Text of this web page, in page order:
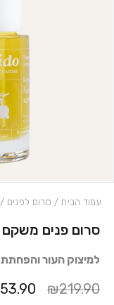
סרום פנים משקם
למיצוק העור
₪219.90
כמות סרום פנים משקם
עמוד הבית / סרום לפנים /